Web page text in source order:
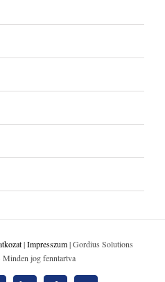
|Impresszum| Gordius Solutions
jog fenntartva